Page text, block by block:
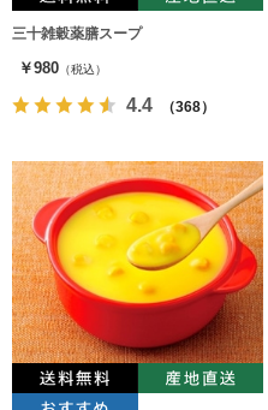
三十雑穀薬膳スープ
￥980 （税込）
4.4 （368）